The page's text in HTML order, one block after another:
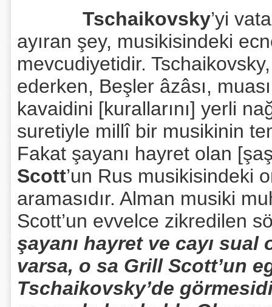
Tschaikovsky’yi
ayıran şey, musikisindeki
mevcudiyetidir.
ederken, Beşler âzâsı,
kavaidini [kurallarını] yerli
suretiyle millî bir musikinin
Fakat şayanı hayret olan
Scott’un Rus musikisindeki
aramasıdır. Alman musiki
Scott’un evvelce zikredilen
şayanı hayret ve cayı
varsa, o sa Grill Scott’un
Tschaikovsky’de